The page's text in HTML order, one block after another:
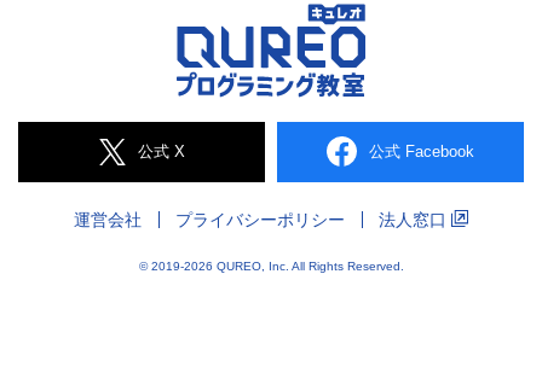
公式 X 公式 Facebook
運営会社 プライバシーポリシー 法人窓口
© 2019-2026 QUREO, Inc. All Rights Reserved.